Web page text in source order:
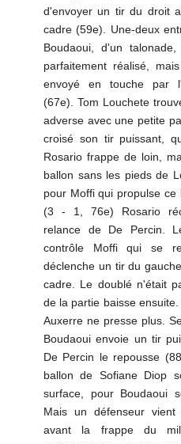
d'envoyer un tir du droit
cadre (59e). Une-deux
Boudaoui, d'un
parfaitement réalisé,
envoyé en touche par
(67e). Tom Louchete
adverse avec une petite
croisé son tir puissant,
Rosario frappe de loin,
ballon sans les pieds de
pour Moffi qui propulse
(3 - 1, 76e) Rosario
relance de De Percin.
contrôle Moffi qui se
déclenche un tir du
cadre. Le doublé n'était
de la partie baisse
Auxerre ne presse plus.
Boudaoui envoie un tir
De Percin le repousse
ballon de Sofiane Diop
surface, pour Boudaoui
Mais un défenseur
avant la frappe du